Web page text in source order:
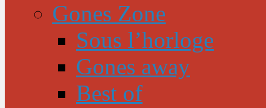
Gones Zone
Sous l’horloge
Gones away
Best of